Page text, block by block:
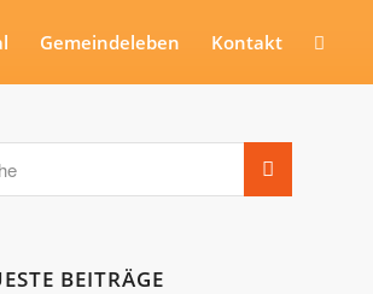
Gemeindeleben Kontakt
BEITRÄGE